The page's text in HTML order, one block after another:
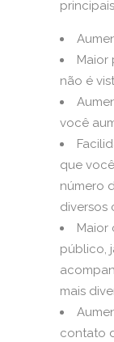
Maior
não é
você
que
número
diversos
Maior
público,
mais
contato